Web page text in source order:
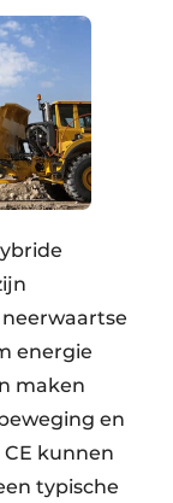
energie
maken
en
kunnen
typische